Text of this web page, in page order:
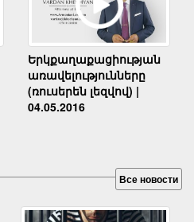
Երկքաղաքացիության
առավելությունները
(ռուսերեն լեզվով) |
04.05.2016
Все новости